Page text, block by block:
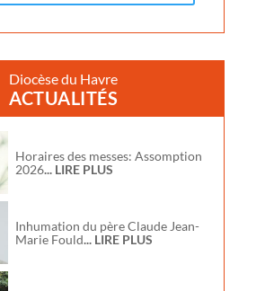
Diocèse du Havre
ACTUALITÉS
Horaires des messes: Assomption
2026... LIRE PLUS
Inhumation du père Claude Jean-
Marie Fould... LIRE PLUS